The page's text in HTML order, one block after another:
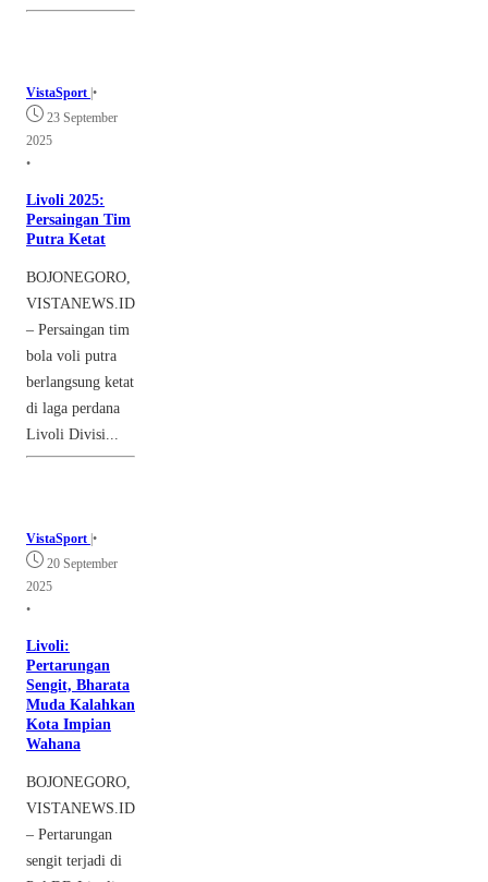
VistaSport |•
23 September
2025
•
Livoli 2025:
Persaingan Tim
Putra Ketat
BOJONEGORO,
VISTANEWS.ID
– Persaingan tim
bola voli putra
berlangsung ketat
di laga perdana
Livoli Divisi...
VistaSport •
20 September
2025
•
Livoli:
Pertarungan
Sengit, Bharata
Muda Kalahkan
Kota Impian
Wahana
BOJONEGORO,
VISTANEWS.ID
– Pertarungan
sengit terjadi di